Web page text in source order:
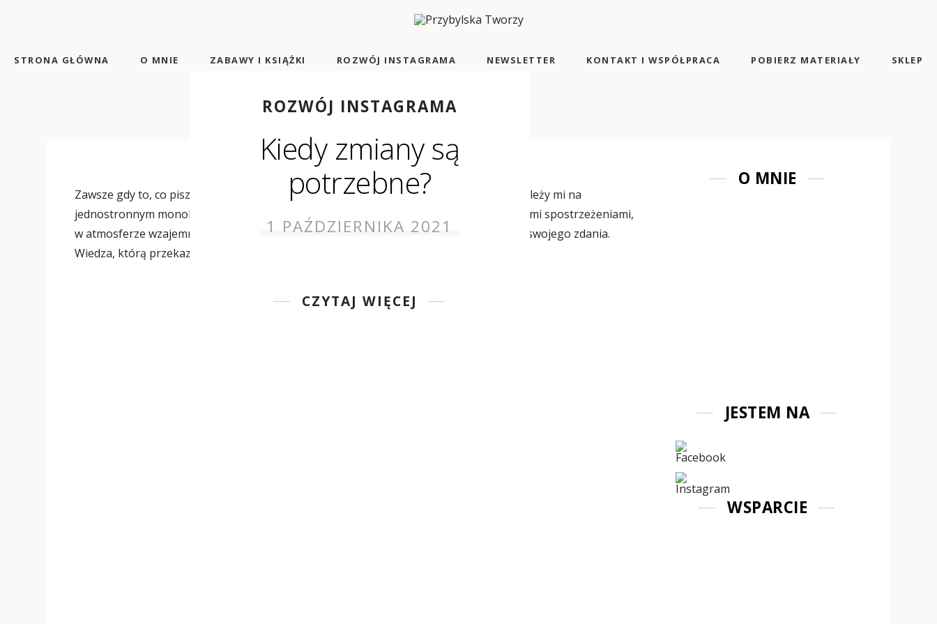
STRONA GŁÓWNA O MNIE ZABAWY I KSIĄŻKI ROZWÓJ INSTAGRAMA NEWSLETTER KONTAKT I WSPÓŁPRACA POBIERZ MATERIAŁY SKLEP
0 PRODUKTÓW
ROZWÓJ INSTAGRAMA
Kiedy zmiany są
potrzebne?
1 PAŹDZIERNIKA 2021
Zawsze gdy to, co piszę wywołuje emocje i dyskusję, to właśnie to, o co mi chodzi. Nie zależy mi na
jednostronnym monologu, ale na relacjach i reakcjach. Chcę abyśmy wymieniali się swoimi spostrzeżeniami,
w atmosferze wzajemnego szacunku. Nie musimy się zgadzać, a ja nigdy nie narzucam swojego zdania.
Wiedza, którą przekazuję pochodzi ze źródła, czyli […]
CZYTAJ WIĘCEJ
O MNIE
JESTEM NA
WSPARCIE